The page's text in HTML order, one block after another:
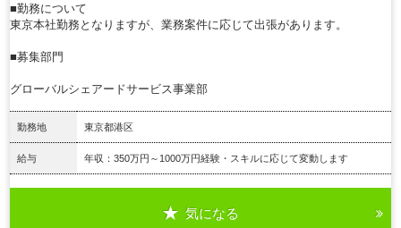
■勤務について
東京本社勤務となりますが、業務案件に応じて出張があります。
■募集部門
グローバルシェアードサービス事業部
勤務地 東京都港区
給与 年収：350万円～1000万円経験・スキルに応じて変動します
気になる